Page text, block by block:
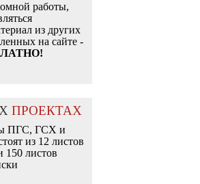
работы,
из других
на сайте -
ПРОЕКТАХ
ПГС, ГСХ и
из 12 листов
150 листов